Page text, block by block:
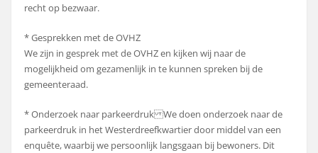
recht op bezwaar.
* Gesprekken met de OVHZ
We zijn in gesprek met de OVHZ en kijken wij naar de
mogelijkheid om gezamenlijk in te kunnen spreken bij de
gemeenteraad.
* Onderzoek naar parkeerdruk We doen onderzoek naar de
parkeerdruk in het Westerdreefkwartier door middel van een
enquête, waarbij we persoonlijk langsgaan bij bewoners. Dit